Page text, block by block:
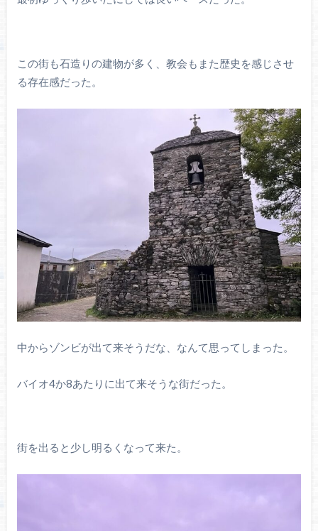
この街も石造りの建物が多く、教会もまた歴史を感じさせ
る存在感だった。
中からゾンビが出て来そうだな、なんて思ってしまった。
バイオ4か8あたりに出て来そうな街だった。
街を出ると少し明るくなって来た。